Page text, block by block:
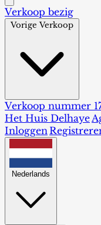
Verkoop bezig
Vorige Verkoop
Verkoop nummer
Het Huis Delhaye
Inloggen
Nederlands